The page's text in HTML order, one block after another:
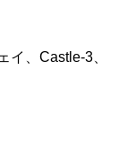
イ、Castle-3、